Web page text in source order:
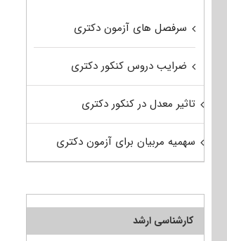
سرفصل های آزمون دکتری
ضرایب دروس کنکور دکتری
تاثیر معدل در کنکور دکتری
سهمیه مربیان برای آزمون دکتری
کارشناسی ارشد